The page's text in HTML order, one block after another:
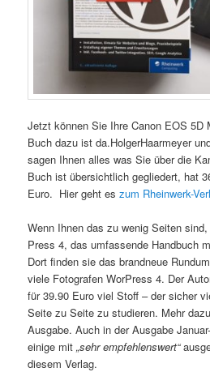
Jetzt können Sie Ihre Canon EOS 5D
Buch dazu ist da.HolgerHaarmeyer
sagen Ihnen alles was Sie über die
Buch ist übersichtlich gegliedert, hat
Euro. Hier geht eszum Rheinwerk-
Wenn Ihnen das zu wenig Seiten
Press 4, das umfassende Handbuch
Dort finden sie das brandneue
viele Fotografen WorPress 4. Der
für 39.90 Euro viel Stoff – der sicher
Seite zu Seite zu studieren. Mehr
Ausgabe. Auch in der Ausgabe
einige mit „sehr empfehlenswert“
diesem Verlag.